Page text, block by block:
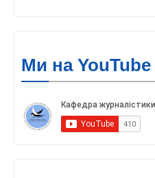
Ми на YouTube